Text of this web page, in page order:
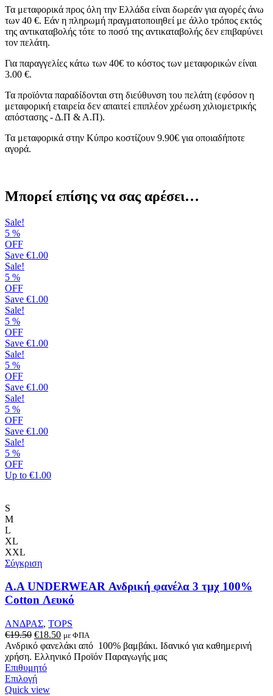
Τα μεταφορικά προς όλη την Ελλάδα είναι δωρεάν για αγορές άνω
των 40 €. Εάν η πληρωμή πραγματοποιηθεί με άλλο τρόπος εκτός
της αντικαταβολής τότε το ποσό της αντικαταβολής δεν επιβαρύνει
τον πελάτη.
Για παραγγελίες κάτω των 40€ το κόστος των μεταφορικών είναι
3.00 €.
Τα προϊόντα παραδίδονται στη διεύθυνση του πελάτη (εφόσον η
μεταφορική εταιρεία δεν απαιτεί επιπλέον χρέωση χιλιομετρικής
απόστασης - Δ.Π & Α.Π).
Τα μεταφορικά στην Κύπρο κοστίζουν 9.90€ για οποιαδήποτε
αγορά.
Μπορεί επίσης να σας αρέσει…
Sale!
5 %
OFF
Save €1.00
Sale!
5 %
OFF
Save €1.00
Sale!
5 %
OFF
Save €1.00
Sale!
5 %
OFF
Save €1.00
Sale!
5 %
OFF
Save €1.00
Sale!
5 %
OFF
Up to €1.00
S
M
L
XL
XXL
Σύγκριση
Α.A UNDERWEAR Ανδρική φανέλα 3 τμχ 100%
Cotton Λευκό
ΑΝΔΡΑΣ, TOPS
€19.50 Original
price
was:
€19.50.
€18.50Η
τρέχουσα
τιμή
με ΦΠΑ
Ανδρικό φανελάκι από 100% βαμβάκι. Ιδανικό για καθημερινή
χρήση. Ελληνικό Προϊόν Παραγωγής μας
Επιθυμητό
ΕπιλογήΑυτό
το
Quick view